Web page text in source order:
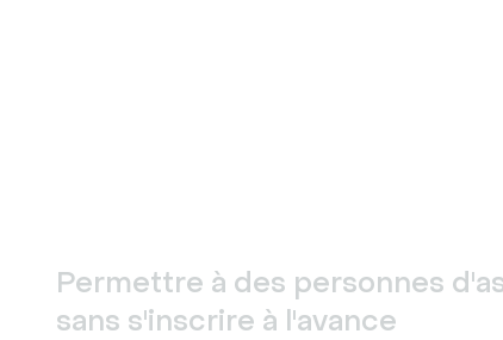
Permettre à des personnes
sans s'inscrire à l'avance